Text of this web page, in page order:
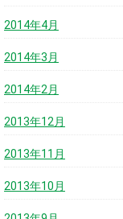
2014年4月
2014年3月
2014年2月
2013年12月
2013年11月
2013年10月